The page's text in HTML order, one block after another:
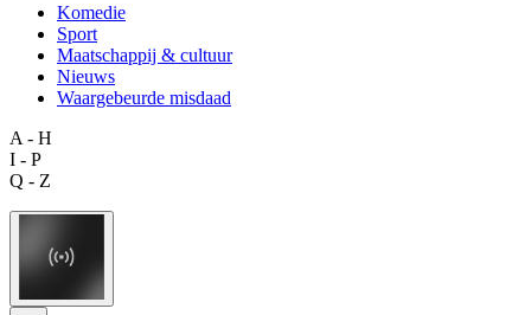
Komedie
Sport
Maatschappij & cultuur
Nieuws
Waargebeurde misdaad
A - H
I - P
Q - Z